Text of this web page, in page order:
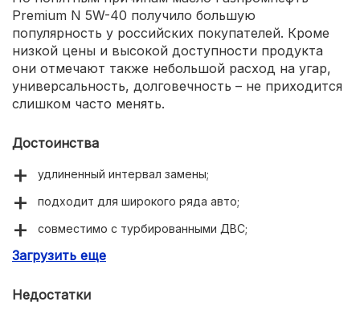
Premium N 5W-40 получило большую
популярность у российских покупателей. Кроме
низкой цены и высокой доступности продукта
они отмечают также небольшой расход на угар,
универсальность, долговечность – не приходится
слишком часто менять.
Достоинства
удлиненный интервал замены;
подходит для широкого ряда авто;
совместимо с турбированными ДВС;
относительно низкая стоимость.
Загрузить еще
Недостатки